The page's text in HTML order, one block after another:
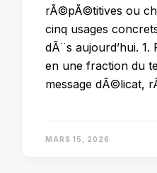
rÃ©pÃ©titives ou
cinq usages
dÃ¨s aujourd’hui.
en une fraction du
message dÃ©licat,
MARS 15, 2026